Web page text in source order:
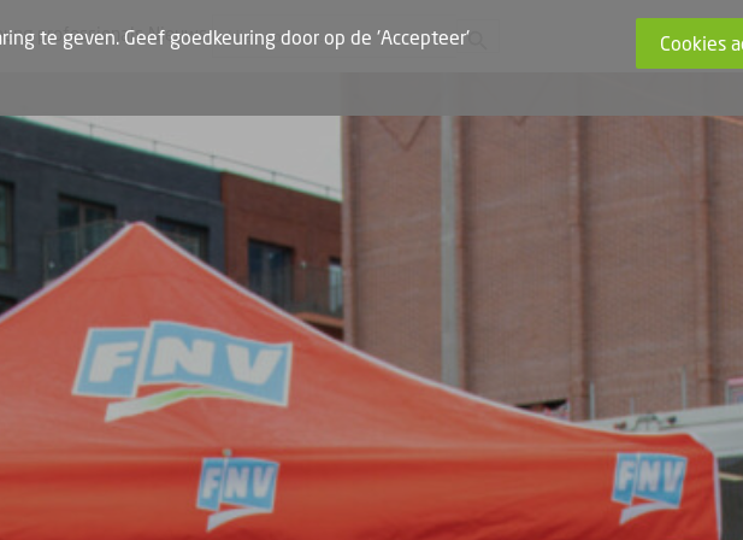
professionals Nieuws
te geven. Geef goedkeuring door op de 'Accepteer'
Cookies